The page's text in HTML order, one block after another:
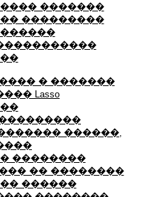
�������
���������
� �������
Lasso
������,
��������
�� ��������
������